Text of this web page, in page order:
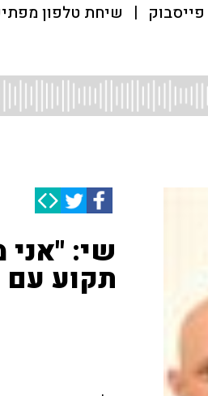
פייסבוק | שיחת טלפון
שי: "אני
תקוע עם